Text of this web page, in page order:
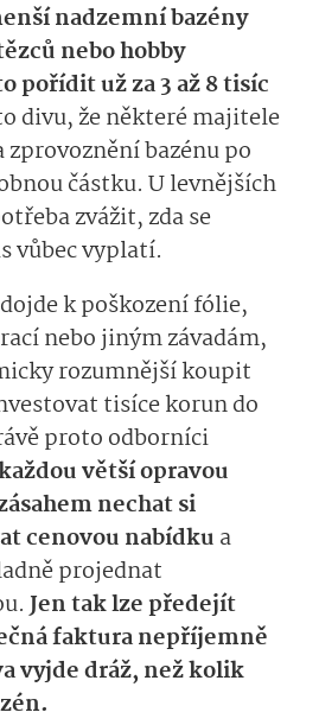
nadzemní bazény
nebo hobby
pořídit už za 3 až 8 tisíc
divu, že některé majitele
bazénu po
částku. U levnějších
zvážit, zda se
vůbec vyplatí.
k poškození fólie,
nebo jiným závadám,
rozumnější koupit
tisíce korun do
proto odborníci
větší opravou
nechat si
cenovou nabídku a
projednat
Jen tak lze předejít
faktura nepříjemně
vyjde dráž, než kolik